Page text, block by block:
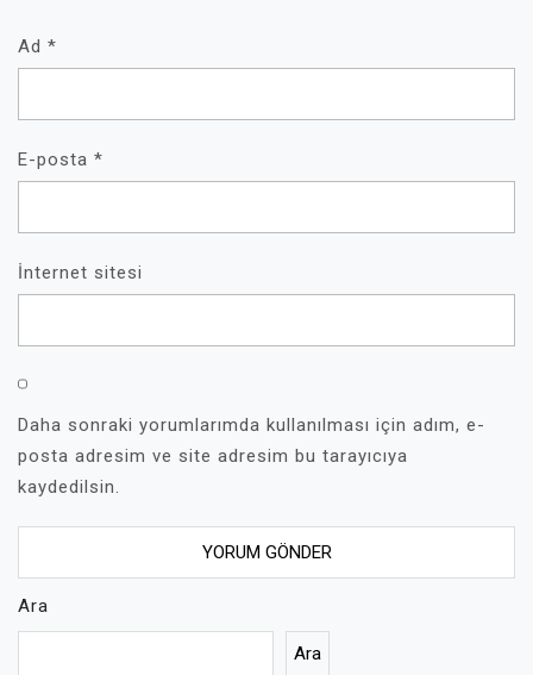
Ad *
E-posta *
İnternet sitesi
Daha sonraki yorumlarımda kullanılması için adım, e-
posta adresim ve site adresim bu tarayıcıya
kaydedilsin.
Ara
Ara